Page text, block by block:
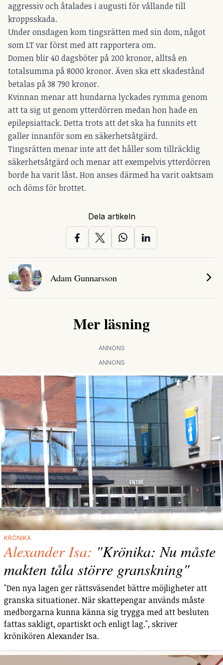
aggressiv och åtalades i augusti för vållande till
kroppsskada.
Under onsdagen kom tingsrätten med sin dom, något
somLTvar först med att rapportera om.
Domen blir 40 dagsböter på 200 kronor, alltså en
totalsumma på 8000 kronor. Även ska ett skadestånd
betalas på 38 790 kronor.
Kvinnan menar att hundarna lyckades rymma genom
att ta sig ut genom ytterdörren medan hon hade en
epilepsiattack. Detta trots att det ska ha funnits ett
galler innanför som en säkerhetsåtgärd.
Tingsrätten menar inte att det håller som tillräcklig
säkerhetsåtgärd och menar att exempelvis ytterdörren
borde ha varit låst. Hon anses därmed ha varit oaktsam
och döms för brottet.
Dela artikeln
Adam Gunnarsson
Mer läsning
ANNONS
ANNONS
KRÖNIKA
Alexander Isa: "Krönika: Nu måste
makten tåla större granskning"
"Den nya lagen ger rättsväsendet bättre möjligheter att
granska situationer. När skattepengar används måste
medborgarna kunna känna sig trygga med att besluten
fattas sakligt, opartiskt och enligt lag.", skriver
krönikören Alexander Isa.